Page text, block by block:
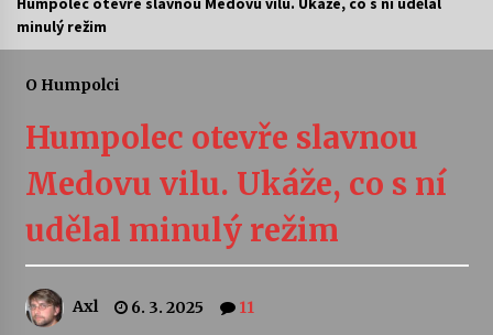
Vernisáž výstavy Josefíny Duškové: Stávám se
30. 7. 2026
Veselí muzikanti
30. 7. 2026
minulý režim
O Humpolci
Humpolec otevře slavnou
Medovu vilu. Ukáže, co s ní
udělal minulý režim
Axl 6. 3. 2025 11